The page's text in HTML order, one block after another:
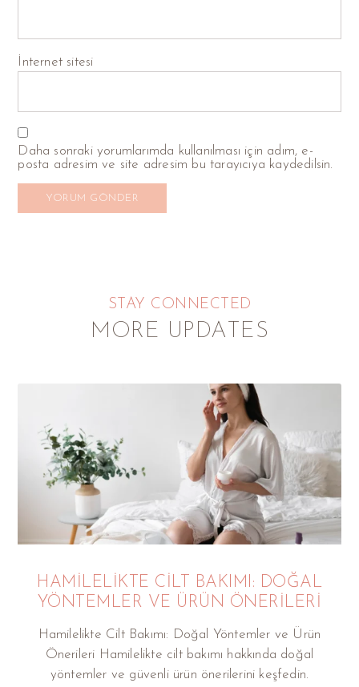
İnternet sitesi
Daha sonraki yorumlarımda kullanılması için adım, e-
posta adresim ve site adresim bu tarayıcıya kaydedilsin.
STAY CONNECTED
MORE UPDATES
HAMILELIKTE CILT BAKIMI: DOĞAL
YÖNTEMLER VE ÜRÜN ÖNERILERI
Hamilelikte Cilt Bakımı: Doğal Yöntemler ve Ürün
Önerileri Hamilelikte cilt bakımı hakkında doğal
yöntemler ve güvenli ürün önerilerini keşfedin.